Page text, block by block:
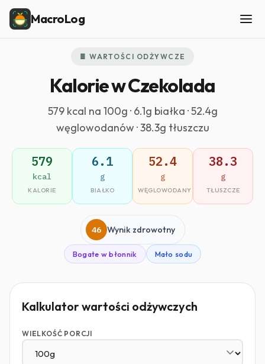
MacroLog
🍫 WARTOŚCI ODŻYWCZE
Kalorie w Czekolada
579 kcal na 100g · 6.1g białka · 52.4g
węglowodanów · 38.3g tłuszczu
579
kcal
KALORIE
6.1
g
BIAŁKO
52.4
g
WĘGLOWODANY
38.3
g
TŁUSZCZE
46 Wynik zdrowotny
Bogate w błonnik Mało sodu
Kalkulator wartości odżywczych
WIELKOŚĆ PORCJI